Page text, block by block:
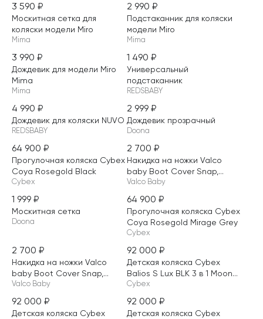
НОВИНКА
3 590 ₽
Москитная сетка для
коляски модели Miro
Mima
НОВИНКА
2 990 ₽
Подстаканник для коляски
модели Miro
Mima
НОВИНКА
3 990 ₽
Дождевик для модели Miro
Mima
Mima
НОВИНКА
1 490 ₽
Универсальный
подстаканник
REDSBABY
НОВИНКА
4 990 ₽
Дождевик для коляски NUVO
REDSBABY
2 999 ₽
Дождевик прозрачный
Doona
64 900 ₽
Прогулочная коляска Cybex
Coya Rosegold Black
Cybex
НОВИНКА
ТОЛЬКО НА САЙТЕ
2 700 ₽
Накидка на ножки Valco
baby Boot Cover Snap,...
Valco Baby
1 999 ₽
Москитная сетка
Doona
64 900 ₽
Прогулочная коляска Cybex
Coya Rosegold Mirage Grey
Cybex
НОВИНКА
ТОЛЬКО НА САЙТЕ
2 700 ₽
Накидка на ножки Valco
baby Boot Cover Snap,...
Valco Baby
92 000 ₽
Детская коляска Cybex
Balios S Lux BLK 3 в 1 Moon...
Cybex
НОВИНКА
92 000 ₽
Детская коляска Cybex
НОВИНКА
92 000 ₽
Детская коляска Cybex